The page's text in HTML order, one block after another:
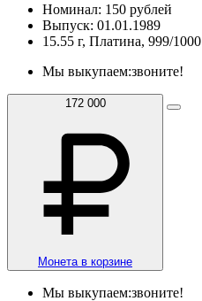
Номинал: 150 рублей
Выпуск: 01.01.1989
15.55 г, Платина, 999/1000
Мы выкупаем:звоните!
172 000
Монета в корзине
Мы выкупаем:звоните!